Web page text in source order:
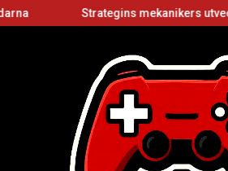
Strategins mekanikers utveckling